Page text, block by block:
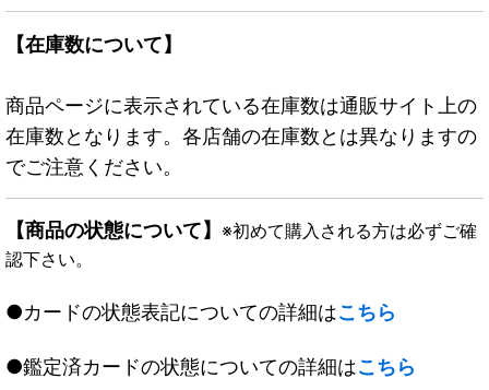
【在庫数について】
商品ページに表示されている在庫数は通販サイト上の
在庫数となります。各店舗の在庫数とは異なりますの
でご注意ください。
【商品の状態について】 ※初めて購入される方は必ずご確
認下さい。
●カードの状態表記についての詳細はこちら
●鑑定済カードの状態についての詳細はこちら